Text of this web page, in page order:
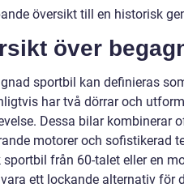
översikt till en historisk
över
sportbil kan definieras
har två dörrar och
Dessa bilar kombinerar
motorer och sofistikerad
från 60-talet eller en
ett lockande alternativ för